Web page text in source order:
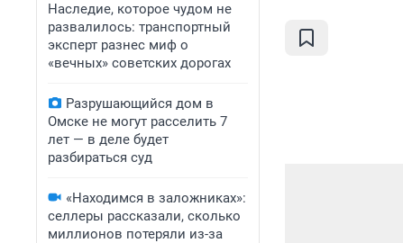
Наследие, которое чудом не
развалилось: транспортный
эксперт разнес миф о
«вечных» советских дорогах
Разрушающийся дом в
Омске не могут расселить 7
лет — в деле будет
разбираться суд
«Находимся в заложниках»:
селлеры рассказали, сколько
миллионов потеряли из-за